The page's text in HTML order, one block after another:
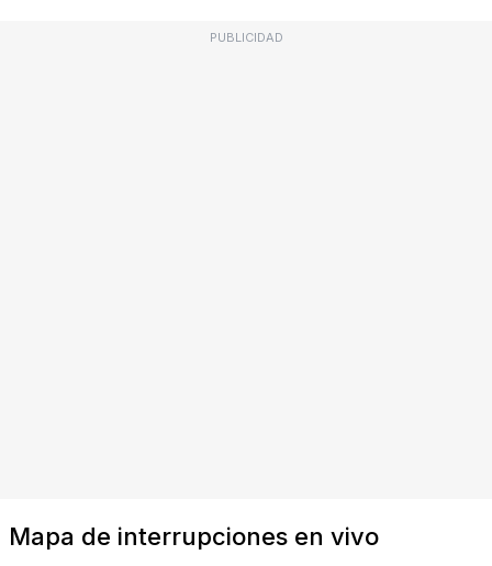
PUBLICIDAD
Mapa de interrupciones en vivo